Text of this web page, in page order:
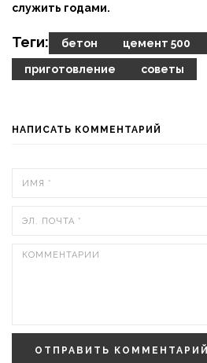
служить годами.
Теги: бетон цемент 500
приготовление советы
НАПИСАТЬ КОММЕНТАРИЙ
ОТПРАВИТЬ КОММЕНТАРИЙ